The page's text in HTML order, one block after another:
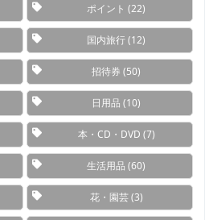
ポイント (22)
国内旅行(12)
招待券 (50)
日用品 (10)
本・CD・DVD (7)
生活用品 (60)
花・園芸(3)